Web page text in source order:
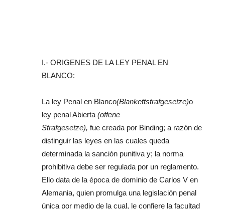
I.- ORIGENES DE LA LEY PENAL EN
BLANCO:
La ley Penal en Blanco(Blankettstrafgesetze)o
ley penal Abierta (offene
Strafgesetze), fue creada por Binding; a razón de
distinguir las leyes en las cuales queda
determinada la sanción punitiva y; la norma
prohibitiva debe ser regulada por un reglamento.
Ello data de la época de dominio de Carlos V en
Alemania, quien promulga una legislación penal
única por medio de la cual, le confiere la facultad